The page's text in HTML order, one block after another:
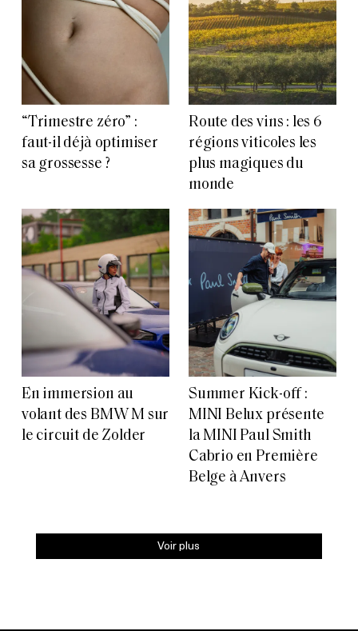
“Trimestre zéro” :
faut-il déjà optimiser
sa grossesse ?
Route des vins : les 6
régions viticoles les
plus magiques du
monde
En immersion au
volant des BMW M sur
le circuit de Zolder
Summer Kick-off :
MINI Belux présente
la MINI Paul Smith
Cabrio en Première
Belge à Anvers
Voir plus